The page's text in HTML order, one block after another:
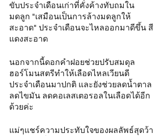
ขับประจำเดือนเก่าที่คั่งค้างทับถมใน
มดลูก "เสมือนเป็นการล้างมดลูกให้
สะอาด" ประจำเดือนจะไหลออกมาดีขึ้น สี
แดงสะอาด
นอกจากนี้ดอกคำฝอยช่วยปรับสมดุล
ฮอร์โมนสตรีทำให้เลือดไหลเวียนดี
ประจำเดือนมาปกติ และยังช่วยลดน้ำตาล
ลดไขมัน ลดคอเลสเตอรอลในเลือดได้อีก
ด้วยค่ะ
แม่ๆแชร์ความประทับใจของผลลัพธ์สุดว้า